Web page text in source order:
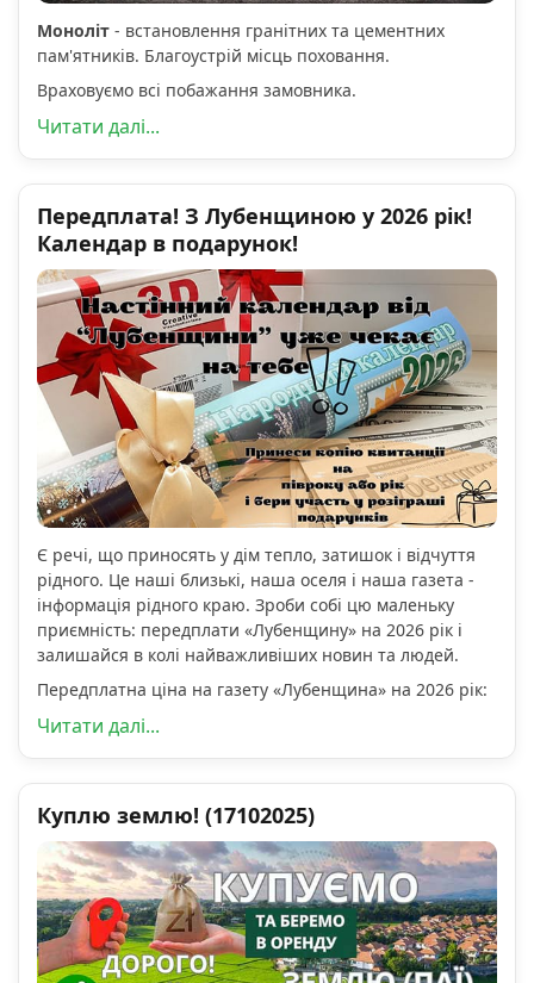
Моноліт - встановлення гранітних та цементних
пам'ятників. Благоустрій місць поховання.
Враховуємо всі побажання замовника.
Читати далі...
Передплата! З Лубенщиною у 2026 рік!
Календар в подарунок!
Є речі, що приносять у дім тепло, затишок і відчуття
рідного. Це наші близькі, наша оселя і наша газета -
інформація рідного краю. Зроби собі цю маленьку
приємність: передплати «Лубенщину» на 2026 рік і
залишайся в колі найважливіших новин та людей.
Передплатна ціна на газету «Лубенщина» на 2026 рік:
Читати далі...
Куплю землю! (17102025)